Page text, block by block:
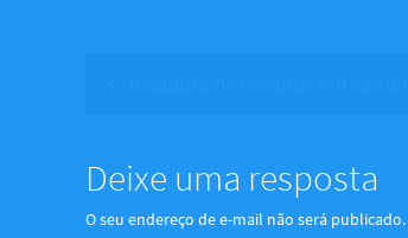
Deixe uma resposta
O seu endereço de e-mail não será publicado.